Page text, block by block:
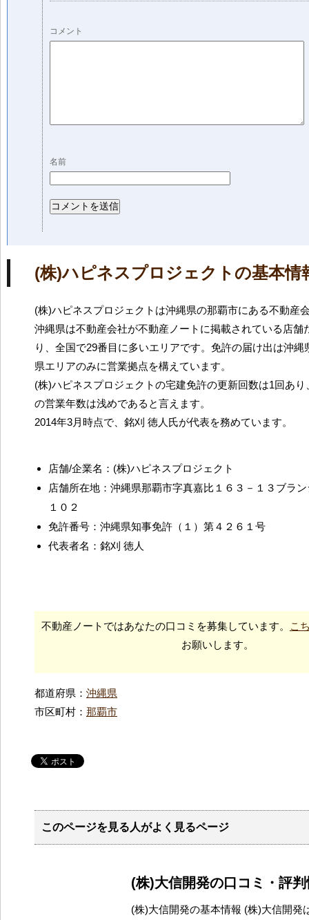
コメント
名前
(株)ハピネスプロジェクトの基本情
(株)ハピネスプロジェクトは沖縄県の那覇市にある不動産
沖縄県は不動産会社が不動産ノートに掲載されている店舗
り、全国で29番目に多いエリアです。免許の届け出は沖縄
県エリアのみに営業拠点を構えています。
(株)ハピネスプロジェクトの宅建免許の更新回数は1回あ
の営業年数は浅めであると言えます。
2014年3月時点で、銘刈 徳人氏が代表を務めています。
店舗/企業名：(株)ハピネスプロジェクト
店舗所在地：沖縄県那覇市字真嘉比１６３－１３ブラ
１０２
免許番号：沖縄県知事免許（１）第４２６１号
代表者名：銘刈 徳人
不動産ノートではあなたの口コミを募集しています。
こ
お願いします。
都道府県： 沖縄県
市区町村： 那覇市
このページを見る人がよく見るページ
(株)大信開発の口コミ・評
(株)大信開発の基本情報 (株)大信開発